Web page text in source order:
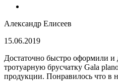
Александр Елисеев
15.06.2019
Достаточно быстро оформили и
тротуарную брусчатку Gala
продукции. Понравилось что в